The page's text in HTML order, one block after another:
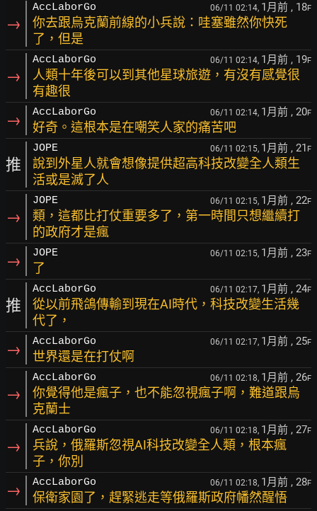
→
AccLaborGo 06/11 02:14, 1月前 , 18F
你去跟烏克蘭前線的小兵說：哇塞雖然你快死
了，但是
→
AccLaborGo 06/11 02:14, 1月前 , 19F
人類十年後可以到其他星球旅遊，有沒有感覺很
有趣很
→ AccLaborGo 06/11 02:14, 1月前 , 20F
好奇。這根本是在嘲笑人家的痛苦吧
推
JOPE 06/11 02:15, 1月前 , 21 F
說到外星人就會想像提供超高科技改變全人類生
活或是滅了人
→
JOPE 06/11 02:15, 1月前 , 22F
類，這都比打仗重要多了，第一時間只想繼續打
的政府才是瘋
→ JOPE 06/11 02:15, 1月前 , 23F
了
推
AccLaborGo 06/11 02:17, 1月前 , 24F
從以前飛鴿傳輸到現在AI時代，科技改變生活幾
代了，
→ AccLaborGo 06/11 02:17, 1月前 , 25F
世界還是在打仗啊
→
AccLaborGo 06/11 02:18, 1月前 , 26F
你覺得他是瘋子，也不能忽視瘋子啊，難道跟烏
克蘭士
→
AccLaborGo 06/11 02:18, 1月前 , 27F
兵說，俄羅斯忽視AI科技改變全人類，根本瘋
子，你別
→ AccLaborGo 06/11 02:18, 1月前 , 28F
保衛家園了，趕緊逃走等俄羅斯政府幡然醒悟